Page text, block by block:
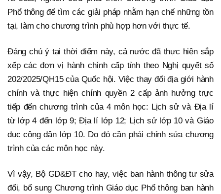
Phổ thông để tìm các giải pháp nhằm hạn chế những tồn
tại, làm cho chương trình phù hợp hơn với thực tế.
Đáng chú ý tại thời điểm này, cả nước đã thực hiện sắp
xếp các đơn vị hành chính cấp tỉnh theo Nghị quyết số
202/2025/QH15 của Quốc hội. Việc thay đổi địa giới hành
chính và thực hiện chính quyền 2 cấp ảnh hưởng trực
tiếp đến chương trình của 4 môn học: Lịch sử và Địa lí
từ lớp 4 đến lớp 9; Địa lí lớp 12; Lịch sử lớp 10 và Giáo
dục công dân lớp 10. Do đó cần phải chỉnh sửa chương
trình của các môn học này.
Vì vậy, Bộ GD&ĐT cho hay, việc ban hành thông tư sửa
đổi, bổ sung Chương trình Giáo dục Phổ thông ban hành